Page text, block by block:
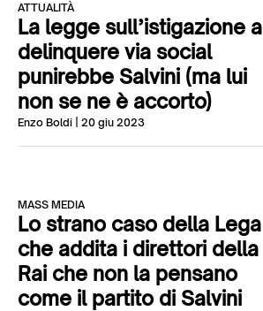
Chi siamo
Contatti
ATTUALITÀ
La legge sull’istigazione a
delinquere via social
punirebbe Salvini (ma lui
non se ne è accorto)
Enzo Boldi | 20 giu 2023
MASS MEDIA
Lo strano caso della Lega
che addita i direttori della
Rai che non la pensano
come il partito di Salvini